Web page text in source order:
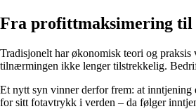
Fra profittmaksimering til
Tradisjonelt har økonomisk teori og
tilnærmingen ikke lenger tilstrekkelig.
Et nytt syn vinner derfor frem: at inntjening
for sitt fotavtrykk i verden – da følger